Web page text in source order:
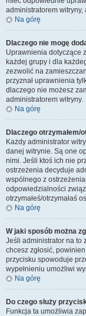
administratorem witryny,
Na górę
Dlaczego nie mogę
Uprawnienia dotyczące
każdej grupy i dla
zezwolić na
przyznał uprawnienia
dlaczego nie możesz
administratorem witryny.
Na górę
Dlaczego otrzymałem/
Każdy administrator
danej witrynie. Są one
nimi. Jeśli ktoś ich nie
ostrzeżenia decyduje
wspólnego z
odpowiedzialności
otrzymałeś/otrzymałaś
Na górę
W jaki sposób można
Jeśli administrator na to
chcesz zgłosić,
przycisku spowoduje
wypełnieniu umożliwi
Na górę
Do czego służy
Funkcja ta umożliwia